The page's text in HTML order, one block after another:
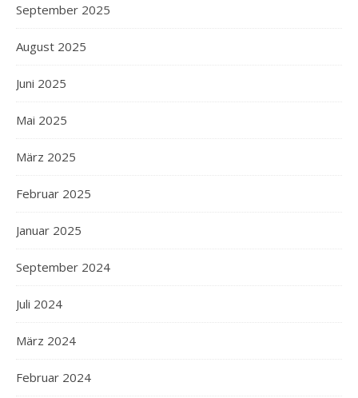
September 2025
August 2025
Juni 2025
Mai 2025
März 2025
Februar 2025
Januar 2025
September 2024
Juli 2024
März 2024
Februar 2024